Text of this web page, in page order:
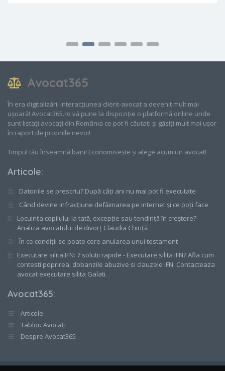
Avocat365
În era digitalizării interacțiunea client-avocat a devenit mult mai
ușoară! Avocat365.ro vă pune la dispoziție o platformă online unde
sunt listați avocați din România ce pot fi căutați și găsiți mult mai ușor
în raport de propriile nevoi!
Timpul tău înseamnă bani! Economisește și alege acum un avocat!
Articole:
Datoriile se prescriu? După câți ani nu mai pot fi executate
Când devine infracțiune defăimarea pe internet și ce poți face
Locuința copilului la tată, excepție sau tendință în creștere?
Analiza avocatului de divorț Claudia Chiriță
În ce condiții se poate cere anularea unui testament
Executare silita IFN: 7 solutii rapide - Executare silita IFN? Afla cum
contesti poprirea, dobanzile abuzive si clauzele IFN. Contacteaza
avocat executare silita Galati.
Avocat365:
Articole
Tablou Avocați
Despre Avocat365